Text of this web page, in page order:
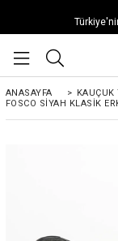
ANASAYFA > KAUÇUK
FOSCO SIYAH KLASIK